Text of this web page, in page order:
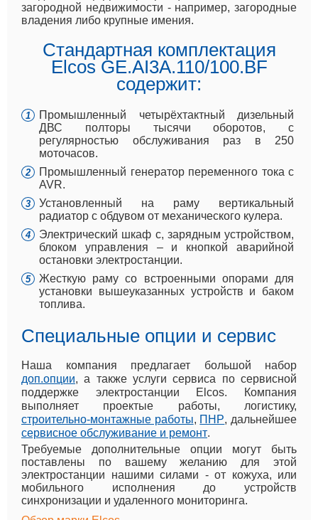
загородной недвижимости - например, загородные
владения либо крупные имения.
Стандартная комплектация
Elcos GE.AI3A.110/100.BF
содержит:
Промышленный четырёхтактный дизельный
ДВС полторы тысячи оборотов, с
регулярностью обслуживания раз в 250
моточасов.
Промышленный генератор переменного тока с
AVR.
Установленный на раму вертикальный
радиатор с обдувом от механического кулера.
Электрический шкаф с, зарядным устройством,
блоком управления – и кнопкой аварийной
остановки электростанции.
Жесткую раму со встроенными опорами для
установки вышеуказанных устройств и баком
топлива.
Специальные опции и сервис
Наша компания предлагает большой набор
доп.опции, а также услуги сервиса по сервисной
поддержке электростанции Elcos. Компания
выполняет проектые работы, логистику,
строительно-монтажные работы, ПНР, дальнейшее
сервисное обслуживание и ремонт.
Требуемые дополнительные опции могут быть
поставлены по вашему желанию для этой
электростанции нашими силами - от кожуха, или
мобильного исполнения до устройств
синхронизации и удаленного мониторинга.